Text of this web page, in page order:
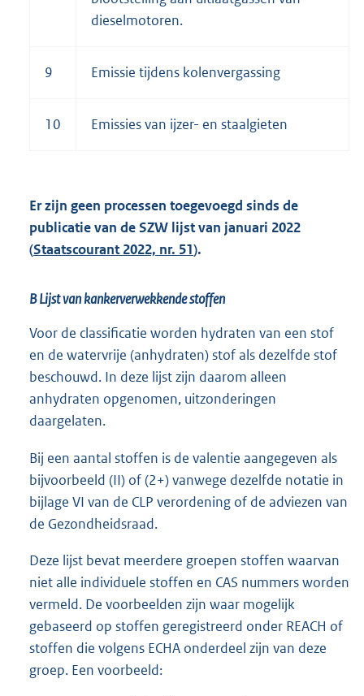
dieselmotoren.
9 Emissie tijdens kolenvergassing
10 Emissies van ijzer- en staalgieten
Er zijn geen processen toegevoegd sinds de
publicatie van de SZW lijst van januari 2022
(Staatscourant 2022, nr. 51).
B Lijst van kankerverwekkende stoffen
Voor de classificatie worden hydraten van een stof
en de watervrije (anhydraten) stof als dezelfde stof
beschouwd. In deze lijst zijn daarom alleen
anhydraten opgenomen, uitzonderingen
daargelaten.
Bij een aantal stoffen is de valentie aangegeven als
bijvoorbeeld (II) of (2+) vanwege dezelfde notatie in
bijlage VI van de CLP verordening of de adviezen van
de Gezondheidsraad.
Deze lijst bevat meerdere groepen stoffen waarvan
niet alle individuele stoffen en CAS nummers worden
vermeld. De voorbeelden zijn waar mogelijk
gebaseerd op stoffen geregistreerd onder REACH of
stoffen die volgens ECHA onderdeel zijn van deze
groep. Een voorbeeld: